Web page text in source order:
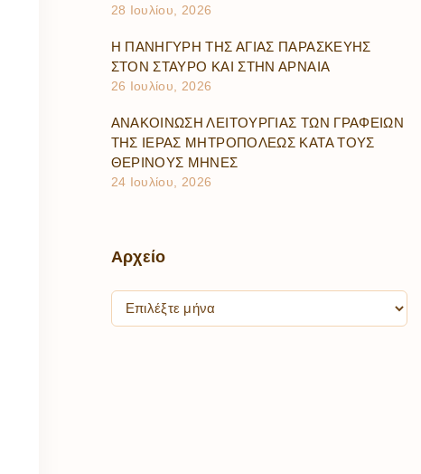
28 Ιουλίου, 2026
Η ΠΑΝΗΓΥΡΗ ΤΗΣ ΑΓΙΑΣ ΠΑΡΑΣΚΕΥΗΣ
ΣΤΟΝ ΣΤΑΥΡΟ ΚΑΙ ΣΤΗΝ ΑΡΝΑΙΑ
26 Ιουλίου, 2026
ΑΝΑΚΟΙΝΩΣΗ ΛΕΙΤΟΥΡΓΙΑΣ ΤΩΝ ΓΡΑΦΕΙΩΝ
ΤΗΣ ΙΕΡΑΣ ΜΗΤΡΟΠΟΛΕΩΣ ΚΑΤΑ ΤΟΥΣ
ΘΕΡΙΝΟΥΣ ΜΗΝΕΣ
24 Ιουλίου, 2026
Αρχείο